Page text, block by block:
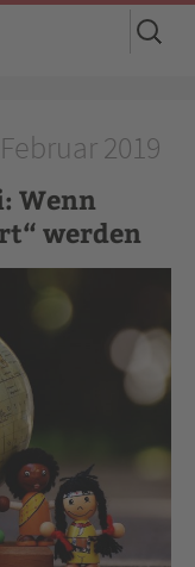
Suchen
nach:
2019
Wenn
werden